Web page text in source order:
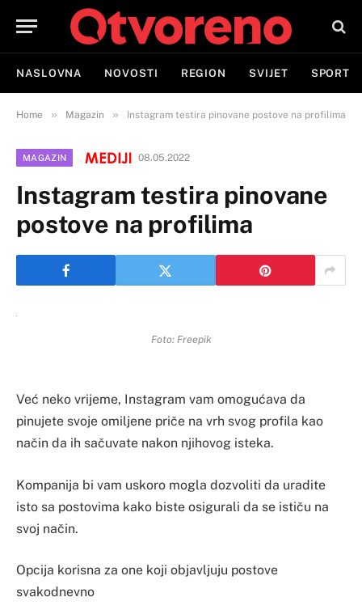
NASLOVNA NOVOSTI REGION SVIJET SPORT
Home » Magazin » Instagram testira pinovane postove na profilima
MAGAZIN 08.05.2022
Instagram testira pinovane
postove na profilima
Foto: Freepik
Već neko vrijeme, Instagram vam omogućava da
pinujete svoje omiljene priče na vrh svog profila kao
način da ih sačuvate nakon njihovog isteka.
Kompanija bi vam uskoro mogla dozvoliti da uradite
isto sa postovima kako biste osigurali da se ističu na
svoj način.
Opcija korisna za one koji objavljuju postove
svakodnevno